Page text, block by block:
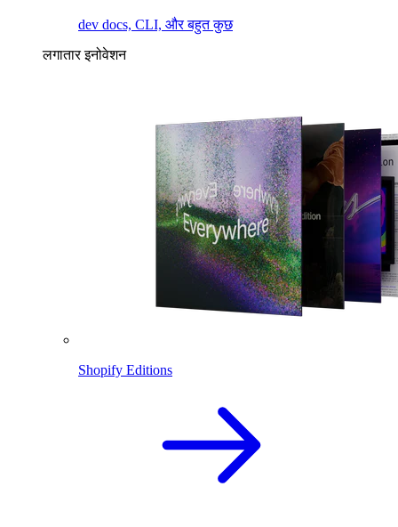
dev docs, CLI, और बहुत कुछ
लगातार इनोवेशन
Shopify Editions